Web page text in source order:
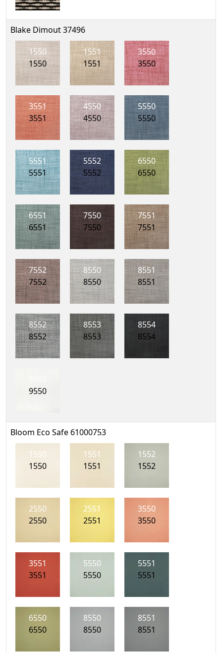
Blake Dimout 37496
1550
1550
1551
1551
3550
3550
3551
3551
4550
4550
5550
5550
5551
5551
5552
5552
6550
6550
6551
6551
7550
7550
7551
7551
7552
7552
8550
8550
8551
8551
8552
8552
8553
8553
8554
8554
9550
Bloom Eco Safe 61000753
1550
1550
1551
1551
1552
1552
2550
2550
2551
2551
3550
3550
3551
3551
5550
5550
5551
5551
6550
6550
8550
8550
8551
8551